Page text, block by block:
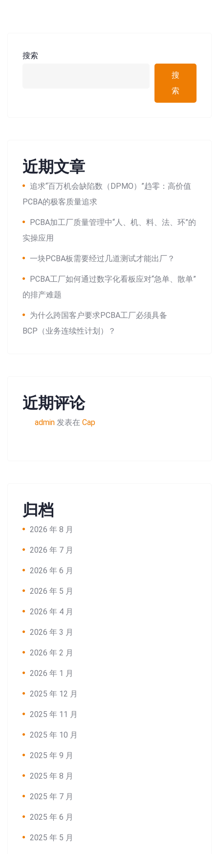
搜索
搜
索
近期文章
追求“百万机会缺陷数（DPMO）”趋零：高价值
PCBA的极客质量追求
PCBA加工厂质量管理中“人、机、料、法、环”的
实操应用
一块PCBA板需要经过几道测试才能出厂？
PCBA工厂如何通过数字化看板应对“急单、散单”
的排产难题
为什么跨国客户要求PCBA工厂必须具备
BCP（业务连续性计划）？
近期评论
admin 发表在 Cap
归档
2026 年 8 月
2026 年 7 月
2026 年 6 月
2026 年 5 月
2026 年 4 月
2026 年 3 月
2026 年 2 月
2026 年 1 月
2025 年 12 月
2025 年 11 月
2025 年 10 月
2025 年 9 月
2025 年 8 月
2025 年 7 月
2025 年 6 月
2025 年 5 月